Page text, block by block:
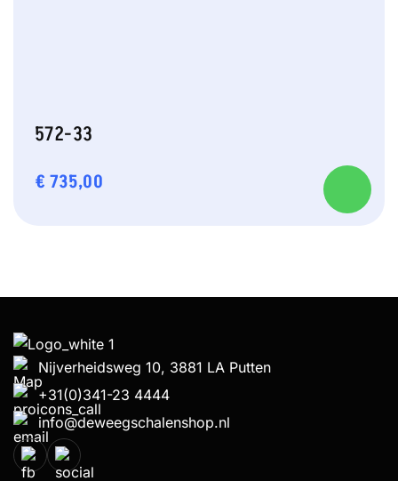
572-33
€ 735,00
Nijverheidsweg 10, 3881 LA Putten
+31(0)341-23 4444
info@deweegschalenshop.nl